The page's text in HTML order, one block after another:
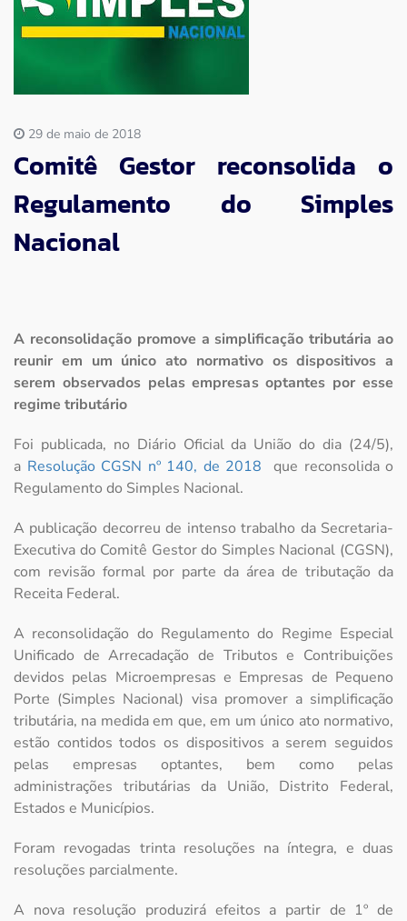
Imprensa
29 de maio de 2018
Comitê Gestor reconsolida o
Regulamento do Simples
Nacional
A reconsolidação promove a simplificação tributária ao
reunir em um único ato normativo os dispositivos a
serem observados pelas empresas optantes por esse
regime tributário
Foi publicada, no Diário Oficial da União do dia (24/5),
a Resolução CGSN nº 140, de 2018 que reconsolida o
Regulamento do Simples Nacional.
A publicação decorreu de intenso trabalho da Secretaria-
Executiva do Comitê Gestor do Simples Nacional (CGSN),
com revisão formal por parte da área de tributação da
Receita Federal.
A reconsolidação do Regulamento do Regime Especial
Unificado de Arrecadação de Tributos e Contribuições
devidos pelas Microempresas e Empresas de Pequeno
Porte (Simples Nacional) visa promover a simplificação
tributária, na medida em que, em um único ato normativo,
estão contidos todos os dispositivos a serem seguidos
pelas empresas optantes, bem como pelas
administrações tributárias da União, Distrito Federal,
Estados e Municípios.
Foram revogadas trinta resoluções na íntegra, e duas
resoluções parcialmente.
A nova resolução produzirá efeitos a partir de 1º de